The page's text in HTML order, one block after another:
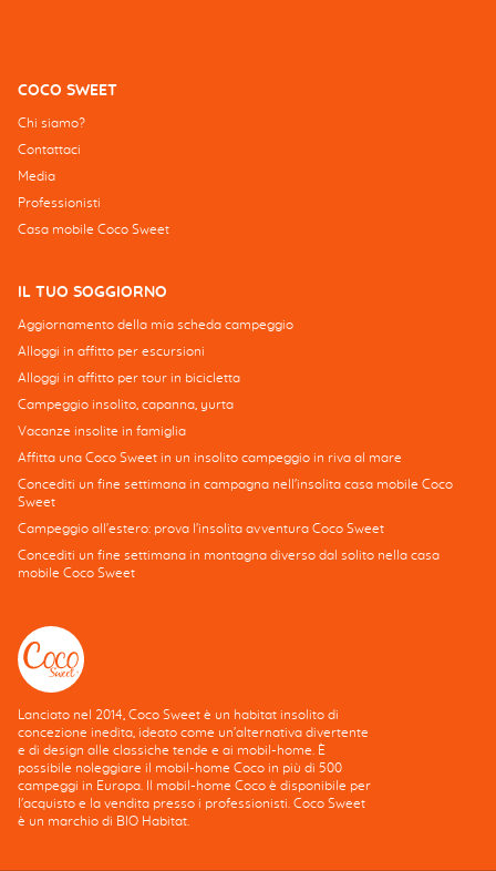
COCO SWEET
Chi siamo?
Contattaci
Media
Professionisti
Casa mobile Coco Sweet
IL TUO SOGGIORNO
Aggiornamento della mia scheda campeggio
Alloggi in affitto per escursioni
Alloggi in affitto per tour in bicicletta
Campeggio insolito, capanna, yurta
Vacanze insolite in famiglia
Affitta una Coco Sweet in un insolito campeggio in riva al mare
Concediti un fine settimana in campagna nell'insolita casa mobile Coco
Sweet
Campeggio all'estero: prova l'insolita avventura Coco Sweet
Concediti un fine settimana in montagna diverso dal solito nella casa
mobile Coco Sweet
Lanciato nel 2014, Coco Sweet è un habitat insolito di
concezione inedita, ideato come un'alternativa divertente
e di design alle classiche tende e ai mobil-home. È
possibile noleggiare il mobil-home Coco in più di 500
campeggi in Europa. Il mobil-home Coco è disponibile per
l'acquisto e la vendita presso i professionisti. Coco Sweet
è un marchio di BIO Habitat.